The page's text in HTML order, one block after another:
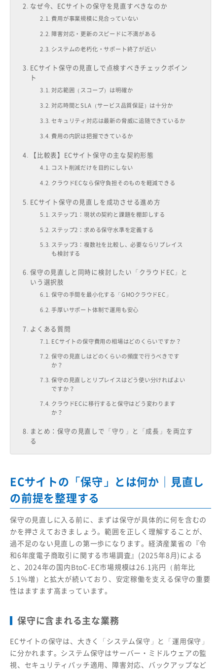
なぜ今、ECサイトの保守を見直すべきなのか
費用が事業規模に見合っていない
障害対応・更新のスピードに不満がある
システムの老朽化・サポート終了が近い
ECサイト保守の見直しで点検すべきチェックポイン
ト
対応範囲（スコープ）は明確か
対応時間とSLA（サービス品質保証）は十分か
セキュリティ対応は最新の脅威に追随できているか
費用の内訳は把握できているか
【比較表】ECサイト保守の主な契約形態
コスト削減だけを目的にしない
クラウドECなら保守負担そのものを軽減できる
ECサイト保守の見直しを成功させる進め方
ステップ1：現状の契約と課題を棚卸しする
ステップ2：求める保守水準を定義する
ステップ3：複数社を比較し、必要ならリプレイス
も検討する
保守の見直しと同時に検討したい「クラウドEC」と
いう選択肢
保守の手間を最小化する「GMOクラウドEC」
手厚いサポート体制で運用も安心
よくある質問
ECサイトの保守費用の相場はどのくらいですか？
保守の見直しはどのくらいの頻度で行うべきです
か？
保守の見直しとリプレイスはどう使い分ければよい
ですか？
クラウドECに移行すると保守はどう変わります
か？
まとめ：保守の見直しで「守り」と「成長」を両立す
る
ECサイトの「保守」とは何か｜見直し
の前提を整理する
保守の見直しに入る前に、まずは保守が具体的に何を含むの
かを押さえておきましょう。範囲を正しく理解することが、
過不足のない見直しの第一歩になります。経済産業省の 『令
和6年度電子商取引に関する市場調査』(2025年8月)による
と、2024年の国内BtoC-EC市場規模は26.1兆円（前年比
5.1％増）と拡大が続いており、安定稼働を支える保守の重要
性はますます高まっています。
保守に含まれる主な業務
ECサイトの保守は、大きく「システム保守」と「運用保守」
に分かれます。システム保守はサーバー・ミドルウェアの監
視、セキュリティパッチ適用、障害対応、バックアップなど